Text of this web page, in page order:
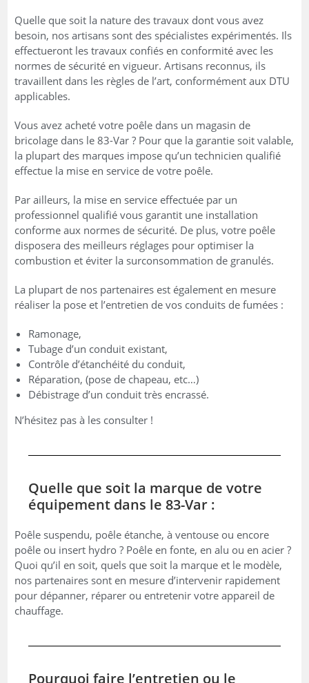
Quelle que soit la nature des travaux dont vous avez
besoin, nos artisans sont des spécialistes expérimentés. Ils
effectueront les travaux confiés en conformité avec les
normes de sécurité en vigueur. Artisans reconnus, ils
travaillent dans les règles de l’art, conformément aux DTU
applicables.
Vous avez acheté votre poêle dans un magasin de
bricolage dans le 83-Var ? Pour que la garantie soit valable,
la plupart des marques impose qu’un technicien qualifié
effectue la mise en service de votre poêle.
Par ailleurs, la mise en service effectuée par un
professionnel qualifié vous garantit une installation
conforme aux normes de sécurité. De plus, votre poêle
disposera des meilleurs réglages pour optimiser la
combustion et éviter la surconsommation de granulés.
La plupart de nos partenaires est également en mesure
réaliser la pose et l’entretien de vos conduits de fumées :
Ramonage,
Tubage d’un conduit existant,
Contrôle d’étanchéité du conduit,
Réparation, (pose de chapeau, etc…)
Débistrage d’un conduit très encrassé.
N’hésitez pas à les consulter !
Quelle que soit la marque de votre
équipement dans le 83-Var :
Poêle suspendu, poêle étanche, à ventouse ou encore
poêle ou insert hydro ? Poêle en fonte, en alu ou en acier ?
Quoi qu’il en soit, quels que soit la marque et le modèle,
nos partenaires sont en mesure d’intervenir rapidement
pour dépanner, réparer ou entretenir votre appareil de
chauffage.
Pourquoi faire l’entretien ou le